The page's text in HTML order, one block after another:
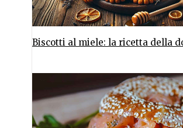
Biscotti al miele: la ricetta della